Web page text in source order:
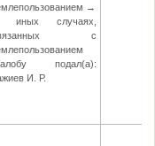
→
иных случаях,
с
подал(а):
И. Р.